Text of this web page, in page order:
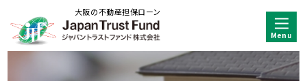
大阪の不動産担保ローン